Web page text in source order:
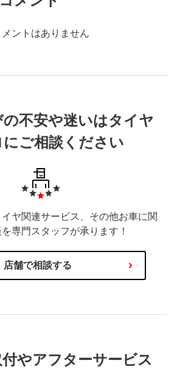
メントはありません
不安や迷いはタイヤ
ご相談ください
ヤ関連サービス、その他お車に関
専門スタッフが承ります！
店舗で相談する
やアフターサービス